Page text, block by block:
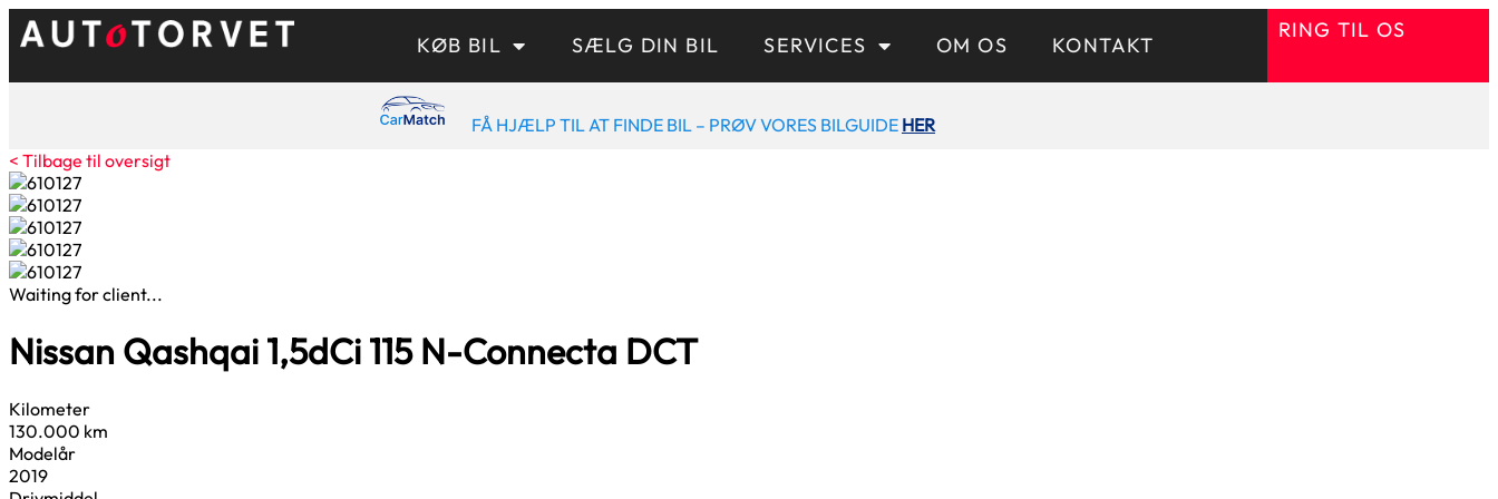
KØB BIL SÆLG DIN BIL SERVICES OM OS KONTAKT
RING TIL OS
FÅ HJÆLP TIL AT FINDE BIL – PRØV VORES BILGUIDE HER
< Tilbage til oversigt
Waiting for client...
Nissan Qashqai 1,5dCi 115 N-Connecta DCT
Kilometer
130.000 km
Modelår
2019